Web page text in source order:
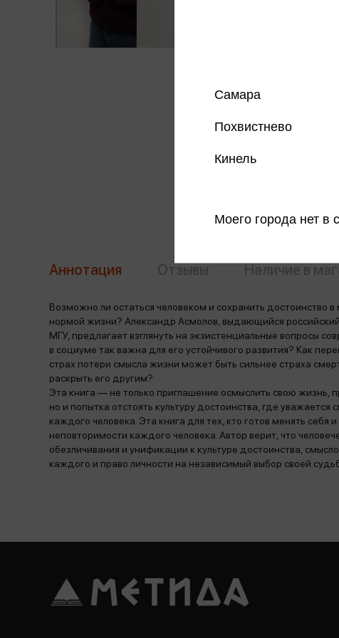
Аннотация
Возможно ли остаться человеком и сохранить достоинство
нормой жизни? Александр Асмолов, выдающийся
МГУ, предлагает взглянуть на экзистенциальные вопросы
в социуме так важна для его устойчивого развития? Как
страх потери смысла жизни может быть сильнее страха
раскрыть его другим?
Эта книга — ​не только приглашение осмыслить свою жизнь,
но и попытка отстоять культуру достоинства, где
каждого человека. Эта книга для тех, кто готов менять себя
неповторимости каждого человека. Автор верит, что
обезличивания и унификации к культуре достоинства,
каждого и право личности на независимый выбор своей
Самара
Похвистнево
Кинель
Моего города нет в